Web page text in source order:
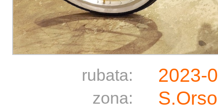
rubata: 2023-
zona: